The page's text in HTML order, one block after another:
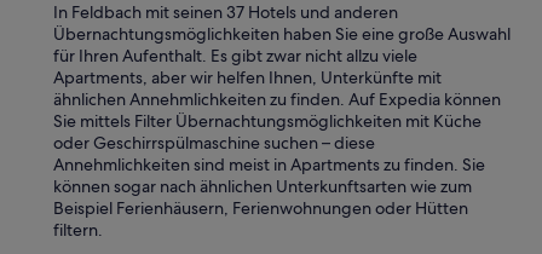
In Feldbach mit seinen 37 Hotels und anderen
Übernachtungsmöglichkeiten haben Sie eine große Auswahl
für Ihren Aufenthalt. Es gibt zwar nicht allzu viele
Apartments, aber wir helfen Ihnen, Unterkünfte mit
ähnlichen Annehmlichkeiten zu finden. Auf Expedia können
Sie mittels Filter Übernachtungsmöglichkeiten mit Küche
oder Geschirrspülmaschine suchen – diese
Annehmlichkeiten sind meist in Apartments zu finden. Sie
können sogar nach ähnlichen Unterkunftsarten wie zum
Beispiel Ferienhäusern, Ferienwohnungen oder Hütten
filtern.